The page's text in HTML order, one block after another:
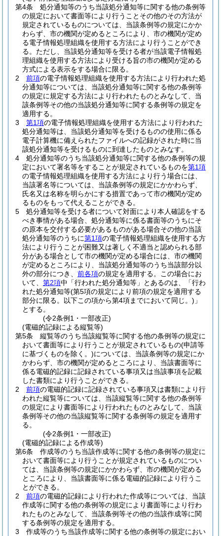
第4条
処分通知等のうち当該処分通知等に関する他の条例等
の規定において書面等により行うことその他のその方法が
規定されているものについては、当該条例等の規定にかか
わらず、市の機関が定めるところにより、市の機関が定め
る電子情報処理組織を使用する方法により行うことができ
る。 ただし、当該処分通知等を受ける者が当該電子情報処
理組織を使用する方法により受ける旨の市の機関が定める
方式による表示をする場合に限る。
2
前項の電子情報処理組織を使用する方法により行われた処
分通知等については、当該処分通知等に関する他の条例等
の規定に規定する方法により行われたものとみなして、当
該条例等その他の当該処分通知等に関する条例等の規定を
適用する。
3
第1項の電子情報処理組織を使用する方法により行われた
処分通知等は、当該処分通知等を受けるものの使用に係る
電子計算機に備えられたファイルへの記録がされた時に当
該処分通知等を受けるものに到達したものとみなす。
4
処分通知等のうち当該処分通知等に関する他の条例等の規
定において署名等をすることが規定されているものを第1項
の電子情報処理組織を使用する方法により行う場合には、
当該署名等については、当該条例等の規定にかかわらず、
氏名又は名称を明らかにする措置であって市の機関が定め
るものをもって代えることができる。
5
処分通知等を受ける者について対面により本人確認をする
べき事情がある場合、処分通知等に係る書面等のうちにそ
の原本を交付する必要があるものがある場合その他の当該
処分通知等のうちに第1項の電子情報処理組織を使用する方
法により行うことが困難又は著しく不適当と認められる部
分がある場合として市の機関が定める場合には、市の機関
が定めるところにより、当該処分通知等のうち当該部分以
外の部分につき、 前各項の規定を適用する。
この場合にお
いて、 第2項中「行われた処分通知等」とあるのは、「行わ
れた処分通知等(第5項の規定により前項の規定を適用する
部分に限る。以下この項から第4項までにおいて同じ。) 」
とする。
(令2条例1・一部改正)
(電磁的記録による縦覧等)
第5条
縦覧等のうち当該縦覧等に関する他の条例等の規定に
おいて書面等により行うことが規定されているもの(申請等
に基づくものを除く。)については、当該条例等の規定にか
かわらず、市の機関が定めるところにより、当該書面等に
係る電磁的記録に記録されている事項又は当該事項を記載
した書類により行うことができる。
2
前項の電磁的記録に記録されている事項又は書類により行
われた縦覧等については、当該縦覧等に関する他の条例等
の規定により書面等により行われたものとみなして、当該
条例等その他の当該縦覧等に関する条例等の規定を適用す
る。
(令2条例1・一部改正)
(電磁的記録による作成等)
第6条
作成等のうち当該作成等に関する他の条例等の規定に
おいて書面等により行うことが規定されているものについ
ては、当該条例等の規定にかかわらず、市の機関が定める
ところにより、当該書面等に係る電磁的記録により行うこ
とができる。
2
前項の電磁的記録により行われた作成等については、当該
作成等に関する他の条例等の規定により書面等により行わ
れたものとみなして、当該条例等その他の当該作成等に関
する条例等の規定を適用する。
3
作成等のうち当該作成等に関する他の条例等の規定におい